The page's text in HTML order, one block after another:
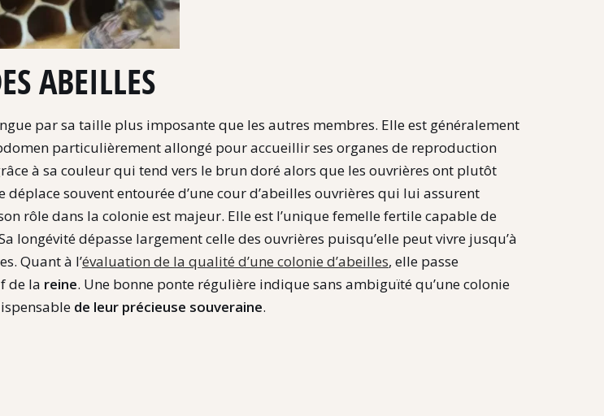
ABEILLES
par sa taille plus imposante que les autres membres. Elle est généralement
particulièrement allongé pour accueillir ses organes de reproduction
à sa couleur qui tend vers le brun doré alors que les ouvrières ont plutôt
souvent entourée d’une cour d’abeilles ouvrières qui lui assurent
rôle dans la colonie est majeur. Elle est l’unique femelle fertile capable de
dépasse largement celle des ouvrières puisqu’elle peut vivre jusqu’à
Quant à l’évaluation de la qualité d’une colonie d’abeilles, elle passe
de la reine. Une bonne ponte régulière indique sans ambiguïté qu’une colonie
de leur précieuse souveraine.